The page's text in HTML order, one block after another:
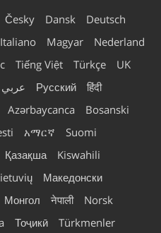
Česky Dansk
Deutsch
Italiano Magyar
Nederland
Tiếng Việt Türkçe
UK
عربي Русский
हिंदी
Azərbaycanca
Bosanski
አማርኛ
Suomi
Қазақша
Kiswahili
Македонски
Монгол नेपाली
Norsk
Тоҷикӣ Türkmenler